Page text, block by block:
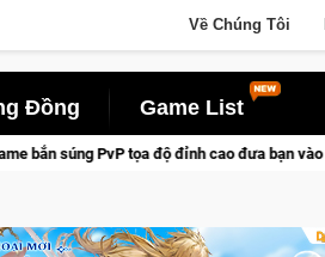
Về Chúng Tôi
Đồng Game List
bạn vào các chiến dịch lịch sử khốc liệt